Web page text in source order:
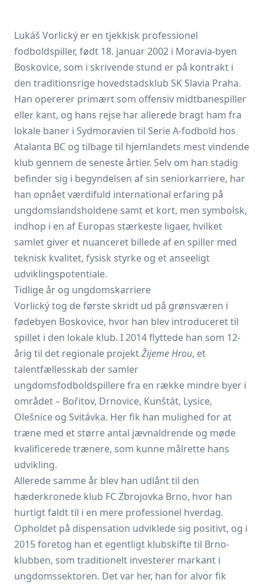
Lukáš Vorlický er en tjekkisk professionel
fodboldspiller, født 18. januar 2002 i Moravia-byen
Boskovice, som i skrivende stund er på kontrakt i
den traditionsrige hovedstadsklub SK Slavia Praha.
Han opererer primært som offensiv midtbanespiller
eller kant, og hans rejse har allerede bragt ham fra
lokale baner i Sydmoravien til Serie A-fodbold hos
Atalanta BC og tilbage til hjemlandets mest vindende
klub gennem de seneste årtier. Selv om han stadig
befinder sig i begyndelsen af sin seniorkarriere, har
han opnået værdifuld international erfaring på
ungdomslandsholdene samt et kort, men symbolsk,
indhop i en af Europas stærkeste ligaer, hvilket
samlet giver et nuanceret billede af en spiller med
teknisk kvalitet, fysisk styrke og et anseeligt
udviklingspotentiale.
Tidlige år og ungdomskarriere
Vorlický tog de første skridt ud på grønsværen i
fødebyen Boskovice, hvor han blev introduceret til
spillet i den lokale klub. I 2014 flyttede han som 12-
årig til det regionale projektŽijeme Hrou, et
talentfællesskab der samler
ungdomsfodboldspillere fra en række mindre byer i
området – Bořitov, Drnovice, Kunštát, Lysice,
Olešnice og Svitávka. Her fik han mulighed for at
træne med et større antal jævnaldrende og møde
kvalificerede trænere, som kunne målrette hans
udvikling.
Allerede samme år blev han udlånt til den
hæderkronede klub FC Zbrojovka Brno, hvor han
hurtigt faldt til i en mere professionel hverdag.
Opholdet på dispensation udviklede sig positivt, og i
2015 foretog han et egentligt klubskifte til Brno-
klubben, som traditionelt investerer markant i
ungdomssektoren. Det var her, han for alvor fik